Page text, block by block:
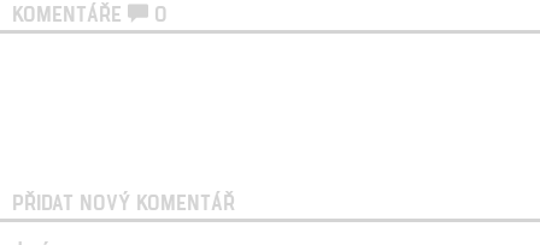
KOMENTÁŘE 0
PŘIDAT NOVÝ KOMENTÁŘ